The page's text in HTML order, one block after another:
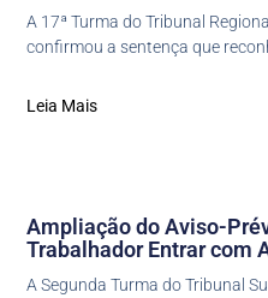
A 17ª Turma do Tribunal
confirmou a sentença que
Leia Mais
Ampliação do Aviso-
Trabalhador Entrar com
A Segunda Turma do Tribunal